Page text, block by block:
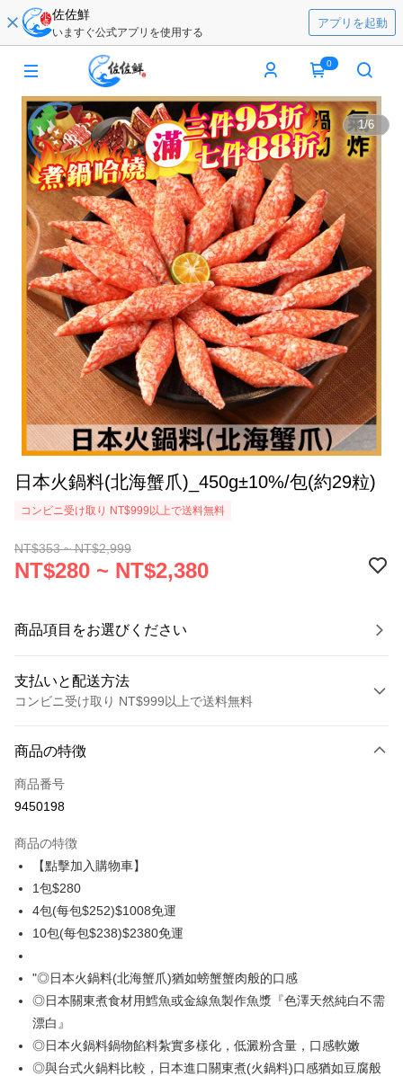
佐佐鮮
いますぐ公式アプリを使用する
アプリを起動
0
1/6
日本火鍋料(北海蟹爪)_450g±10%/包(約29粒)
コンビニ受け取り NT$999以上で送料無料
NT$353 ~ NT$2,999
NT$280 ~ NT$2,380
商品項目をお選びください
支払いと配送方法
コンビニ受け取り NT$999以上で送料無料
クレジットカード1回払い
クレジットカード分割払い
合作金庫商業銀行
華南商業銀行
上海商業儲蓄銀行
国泰世華商業銀行
台湾中小企業銀行
元大商業銀行
永豐商業銀行
玉山商業銀行
星展(台湾)商業銀行
台新國際商業銀行
台湾楽天クレジットカード会社
6回払い、金利0、毎回
華南商業銀行
上海商業儲蓄銀行
国泰世華商業銀行
HSBC(台湾)商業銀行
華泰商業銀行
元大商業銀行
永豐商業銀行
玉山商業銀行
台新國際商業銀行
中国信託商業銀行
台湾楽天クレジットカード会社
LINE Pay
Apple Pay
ATM払い
代金引換
配送方法
商品の特徴
商品番号
9450198
商品の特徴
【點擊加入購物車】
1包$280
4包(每包$252)$1008免運
10包(每包$238)$2380免運
"◎日本火鍋料(北海蟹爪)猶如螃蟹蟹肉般的口感
◎日本關東煮食材用鱈魚或金線魚製作魚漿『色澤天然純白不需
漂白』
◎日本火鍋料鍋物餡料紮實多樣化，低澱粉含量，口感軟嫩
◎與台式火鍋料比較，日本進口關東煮(火鍋料)口感猶如豆腐般